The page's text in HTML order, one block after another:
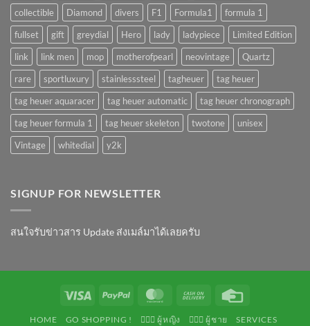
collectible
Diamond divers F1 Formula1
formula 1
fullset
gift greydial Hero lady ladypiece
Limited Edition
link
link men mop motherofpearl neovintage
Quartz
rare
sportluxury stainlesssteel tagheuer
tag heuer
tag heuer aquaracer
tag heuer automatic
tag heuer chronograph
tag heuer formula 1
tag heuer skeleton twotone
unisex
Vintage
whitedial y2k
SIGNUP FOR NEWSLETTER
สนใจรับข่าวสาร Update ส่งเมล์มาได้เลยครับ
Visa PayPal MasterCardCash
HOME GO SHOPPING ! 💁🏻‍♀️ ผู้หญิง 🙋🏻‍♂️ ผู้ชาย
SERVICES